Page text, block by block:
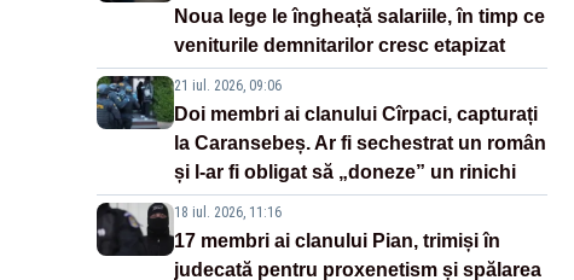
Noua lege le îngheață salariile, în timp ce
veniturile demnitarilor cresc etapizat
21 iul. 2026, 09:06
Doi membri ai clanului Cîrpaci, capturați
la Caransebeș. Ar fi sechestrat un român
și l-ar fi obligat să „doneze” un rinichi
18 iul. 2026, 11:16
17 membri ai clanului Pian, trimiși în
judecată pentru proxenetism și spălarea